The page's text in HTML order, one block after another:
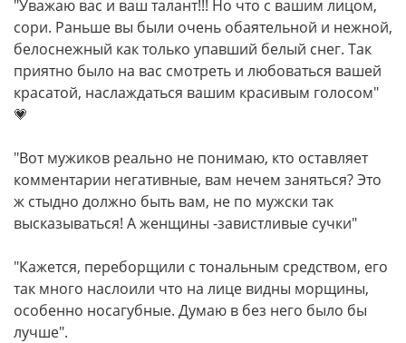
"Уважаю вас и ваш талант!!! Но что с вашим лицом,
сори. Раньше вы были очень обаятельной и нежной,
белоснежный как только упавший белый снег. Так
приятно было на вас смотреть и любоваться вашей
красатой, наслаждаться вашим красивым голосом"
💗
"Вот мужиков реально не понимаю, кто оставляет
комментарии негативные, вам нечем заняться? Это
ж стыдно должно быть вам, не по мужски так
высказываться! А женщины -завистливые сучки"
"Кажется, переборщили с тональным средством, его
так много наслоили что на лице видны морщины,
особенно носагубные. Думаю в без него было бы
лучше".